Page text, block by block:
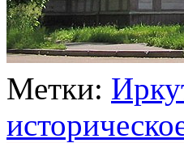
Метки: